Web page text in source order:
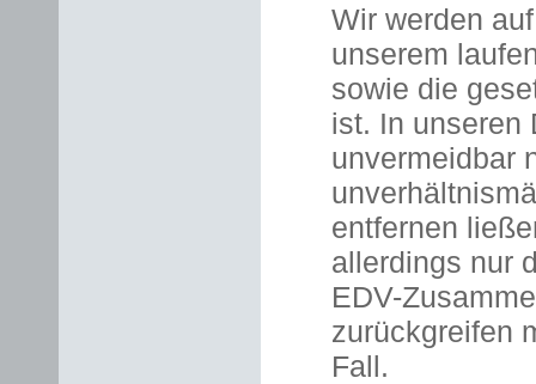
Wir werden
unserem
sowie die
ist. In unseren
unvermeidbar
entfernen
allerdings nur
EDV-
zurückgreifen
Fall.